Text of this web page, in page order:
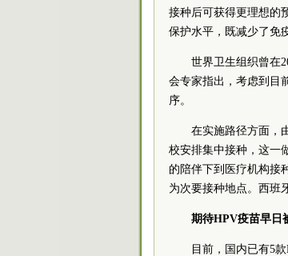
接种后可获得更理想的
保护水平，既减少了免
世界卫生组织曾在
会专家指出，考虑到目
序。
在实施路径方面，
校安排集中接种，这一
的陪伴下到医疗机构接
为次要接种地点。西班
期待HPV疫苗早日
目前，国内已有5